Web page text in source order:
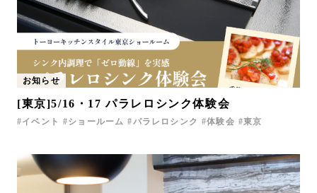
ショールームを探す
お知らせ
[東京]5/16・17 パラレロシンク体験会
イベント ショールーム パラレロシンク 体験会 東京